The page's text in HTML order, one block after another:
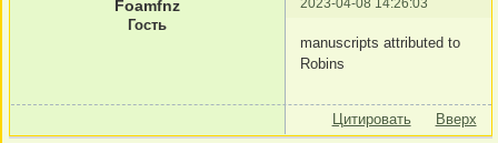
2023-04-08 14:26:03
Foamfnz
Гость
manuscripts attributed to
Robins
Цитировать Вверх